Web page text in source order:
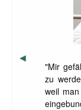
Previous Slide
◀︎
"Mir
zu
weil